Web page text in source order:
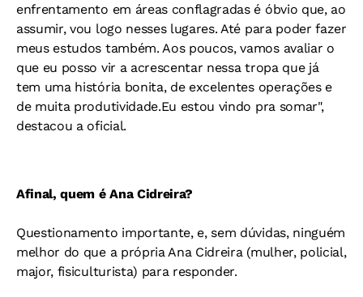
enfrentamento em áreas conflagradas é óbvio que, ao
assumir, vou logo nesses lugares. Até para poder fazer
meus estudos também. Aos poucos, vamos avaliar o
que eu posso vir a acrescentar nessa tropa que já
tem uma história bonita, de excelentes operações e
de muita produtividade.Eu estou vindo pra somar",
destacou a oficial.
Afinal, quem é Ana Cidreira?
Questionamento importante, e, sem dúvidas, ninguém
melhor do que a própria Ana Cidreira (mulher, policial,
major, fisiculturista) para responder.